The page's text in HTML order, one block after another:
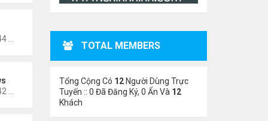
TOTAL MEMBERS
Tổng Cộng Có 12Người Dùng Trực
Tuyến :: 0 Đã Đăng Ký, 0 Ẩn Và 12
Khách